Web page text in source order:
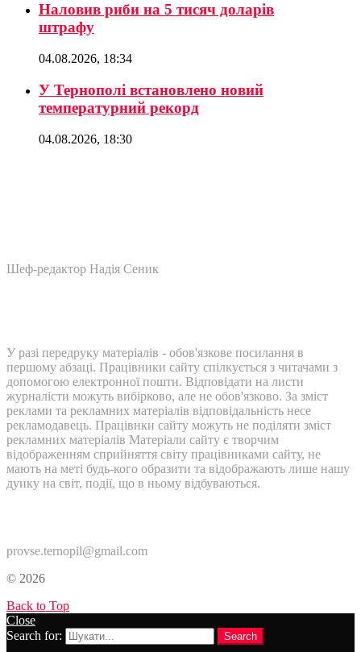
Наловив риби на 5 тисяч доларів
штрафу
04.08.2026, 18:34
У Тернополі встановлено новий
температурний рекорд
04.08.2026, 18:30
Шеф-редактор Надія Сеник
У разі передруку матеріалів - обов'язкове посилання в
першому абзаці. Працівники сайту спілкується з читачами з
допомогою електронної пошти. Відповідати на листи
журналісти можуть вибірково, але не обов'язково. За зміст
реклами та рекламних матеріалів відповідальність несе
рекламодавець. Працівнки сайту можуть не поділяти зміст
рекламних матеріалів Матеріали сайту є творчим
відображенням сприйняття світу працівниками сайту, не
мають на меті будь-кого образити та відображають лише нашу
дуику на світ, події, що в ньому відбуваються.
provse.ternopil@gmail.com
© 2026
Back to Top
Close
Search for:
Search